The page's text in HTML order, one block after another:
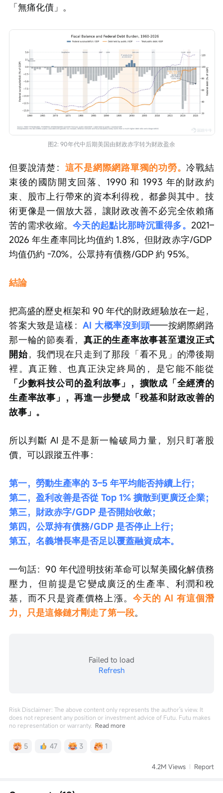
「無痛化債」。
图2: 90年代中后期美国由财政赤字转为财政盈余
但要說清楚： 這不是網際網路單獨的功勞。冷戰結
束後的國防開支回落、1990 和 1993 年的財政約
束、股市上行帶來的資本利得稅，都參與其中。技
術更像是一個放大器，讓財政改善不必完全依賴痛
苦的需求收縮。今天的起點比那時沉重得多。 2021–
2026 年生產率同比均值約 1.8%，但財政赤字/GDP
均值仍約 -7.0%，公眾持有債務/GDP 約 95%。
結論
把高盛的歷史框架和 90 年代的財政經驗放在一起，
答案大致是這樣：AI 大概率沒到頭——按網際網路
那一輪的節奏看，真正的生產率故事甚至還沒正式
開始，我們現在只走到了那段「看不見」的滯後期
裡。真正難、也真正決定終局的，是它能不能從
「少數科技公司的盈利故事」，擴散成「全經濟的
生產率故事」，再進一步變成「稅基和財政改善的
故事」。
所以判斷 AI 是不是新一輪破局力量，別只盯著股
價，可以跟蹤五件事：
第一，勞動生產率的 3–5 年平均能否持續上行；
第二，盈利改善是否從 Top 1% 擴散到更廣泛企業；
第三，財政赤字/GDP 是否開始收斂；
第四，公眾持有債務/GDP 是否停止上行；
第五，名義增長率是否足以覆蓋融資成本。
一句話：90 年代證明技術革命可以幫美國化解債務
壓力，但前提是它變成廣泛的生產率、利潤和稅
基，而不只是資產價格上漲。 今天的 AI 有這個潛
力，只是這條鏈才剛走了第一段。
Failed to load
Refresh
Risk Disclaimer: The above content only represents the author's view. It
does not represent any position or investment advice of Futu. Futu makes
no representation or warranty. Read more
5 47 3 1
4.2M Views Report